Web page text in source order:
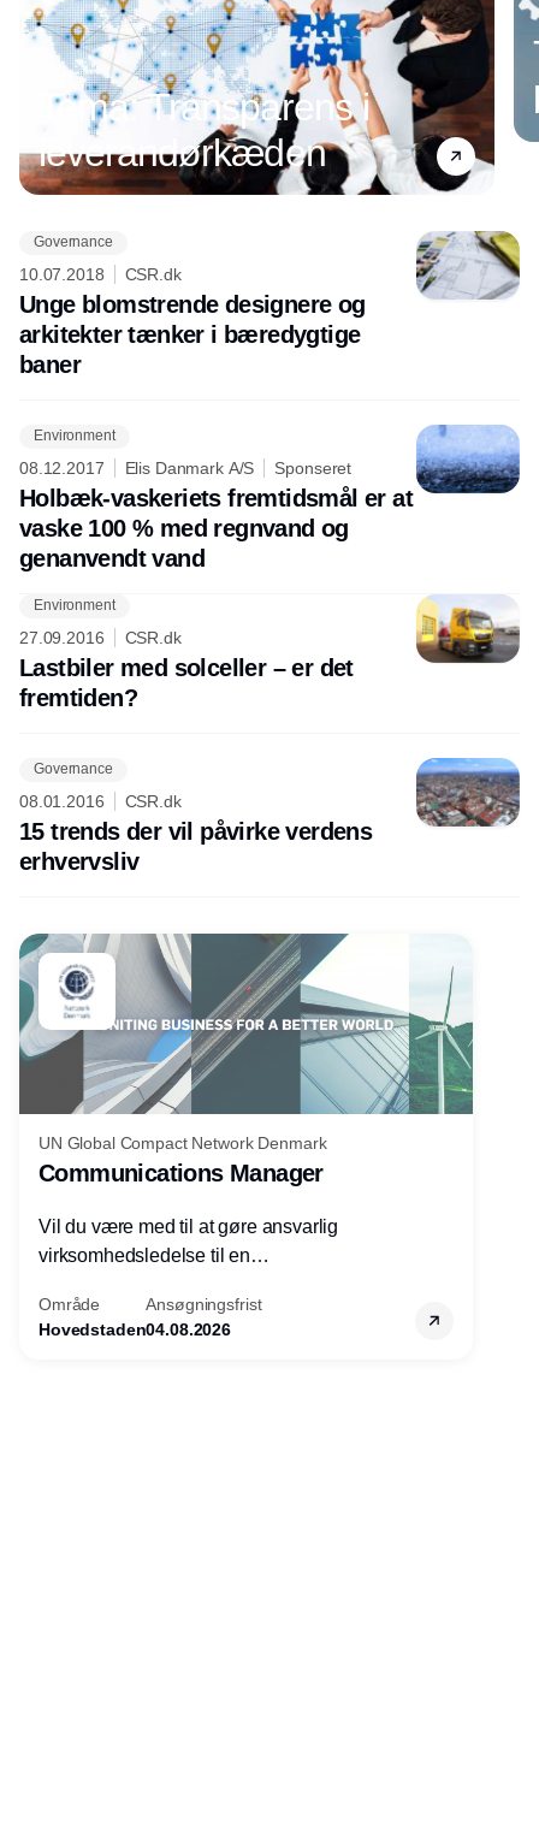
Tema: Transparens i
leverandørkæden
Governance
10.07.2018 CSR.dk
Unge blomstrende designere og
arkitekter tænker i bæredygtige
baner
Environment
08.12.2017 Elis Danmark A/S Sponseret
Holbæk-vaskeriets fremtidsmål er at
vaske 100 % med regnvand og
genanvendt vand
Environment
27.09.2016 CSR.dk
Lastbiler med solceller – er det
fremtiden?
Governance
08.01.2016 CSR.dk
15 trends der vil påvirke verdens
erhvervsliv
UN Global Compact Network Denmark
Communications Manager
Vil du være med til at gøre ansvarlig
virksomhedsledelse til en
virksomheder?
Område
Hovedstaden
Ansøgningsfrist
04.08.2026